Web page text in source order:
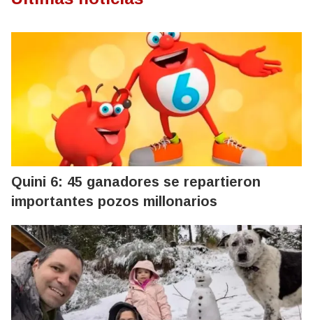
Quini 6: 45 ganadores se repartieron
importantes pozos millonarios